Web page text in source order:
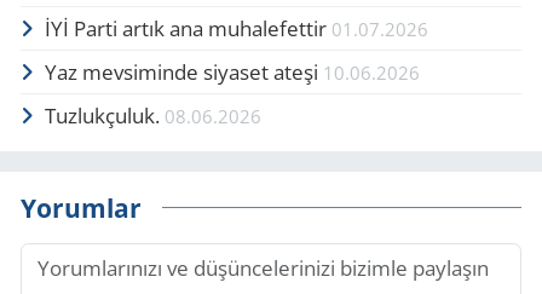
İYİ Parti artık ana muhalefettir 01.07.2026
Yaz mevsiminde siyaset ateşi 10.06.2026
Tuzlukçuluk. 08.06.2026
Yorumlar